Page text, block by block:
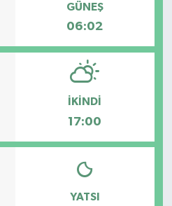
GÜNEŞ
06:02
İKINDI
17:00
YATSI